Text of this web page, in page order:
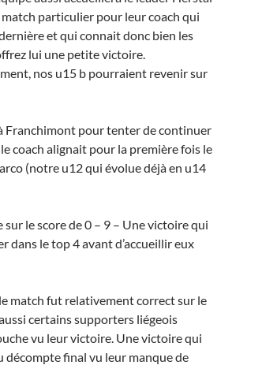
particulier pour leur coach qui
et qui connait donc bien les
lui une petite victoire.
nos u15 b pourraient revenir sur
Franchimont pour tenter de continuer
coach alignait pour la première fois le
(notre u12 qui évolue déjà en u14
le score de 0 – 9 – Une victoire qui
dans le top 4 avant d’accueillir eux
match fut relativement correct sur le
certains supporters liégeois
vu leur victoire. Une victoire qui
final vu leur manque de